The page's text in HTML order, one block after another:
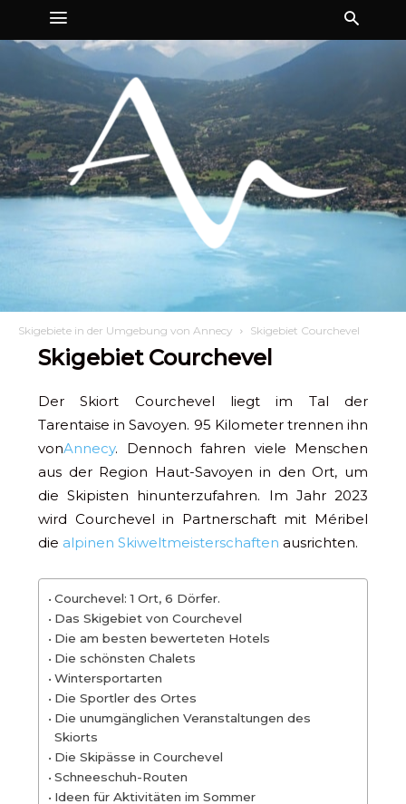
Skigebiete in der Umgebung von Annecy Skigebiet Courchevel
Skigebiet Courchevel
Der Skiort Courchevel liegt im Tal der
Tarentaise in Savoyen. 95 Kilometer trennen ihn
vonAnnecy. Dennoch fahren viele Menschen
aus der Region Haut-Savoyen in den Ort, um
die Skipisten hinunterzufahren. Im Jahr 2023
wird Courchevel in Partnerschaft mit Méribel
die alpinen Skiweltmeisterschaften ausrichten.
Courchevel: 1 Ort, 6 Dörfer.
Das Skigebiet von Courchevel
Die am besten bewerteten Hotels
Die schönsten Chalets
Wintersportarten
Die Sportler des Ortes
Die unumgänglichen Veranstaltungen des
Skiorts
Die Skipässe in Courchevel
Schneeschuh-Routen
Ideen für Aktivitäten im Sommer